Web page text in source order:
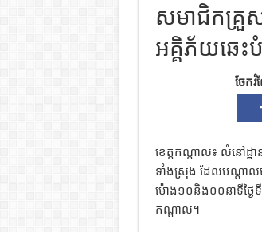
សមាជិកគ្រួស
អគ្គិភ័យឆេះ
ចែក
ខេត្តកណ្តាល៖ លំនៅដ្ឋ
ទាំងស្រុង ដែលបណ្តាល
ម៉ោង១០និង០០នាទីថ្ងៃ
កណ្ដាល។